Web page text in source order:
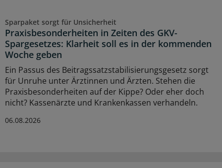
Sparpaket sorgt für Unsicherheit
Praxisbesonderheiten in Zeiten des GKV-
Spargesetzes: Klarheit soll es in der kommenden
Woche geben
Ein Passus des Beitragssatzstabilisierungsgesetz sorgt
für Unruhe unter Ärztinnen und Ärzten. Stehen die
Praxisbesonderheiten auf der Kippe? Oder eher doch
nicht? Kassenärzte und Krankenkassen verhandeln.
06.08.2026